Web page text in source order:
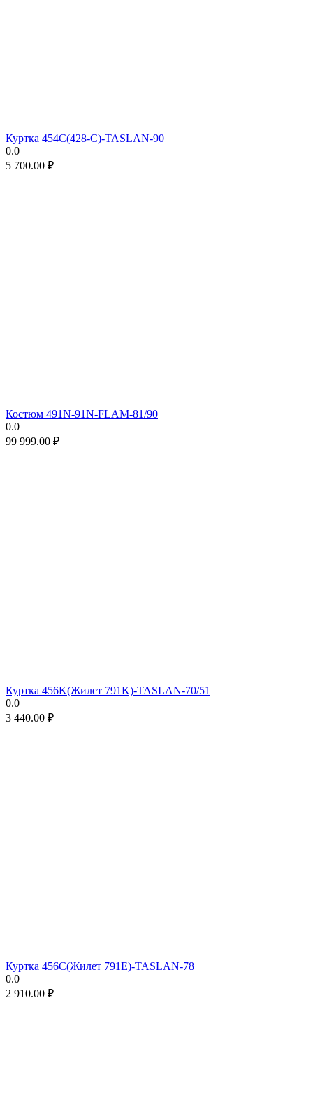
Куртка 454C(428-C)-TASLAN-90
0.0
5 700.00 ₽
Костюм 491N-91N-FLAM-81/90
0.0
99 999.00 ₽
Куртка 456K(Жилет 791K)-TASLAN-70/51
0.0
3 440.00 ₽
Куртка 456C(Жилет 791E)-TASLAN-78
0.0
2 910.00 ₽